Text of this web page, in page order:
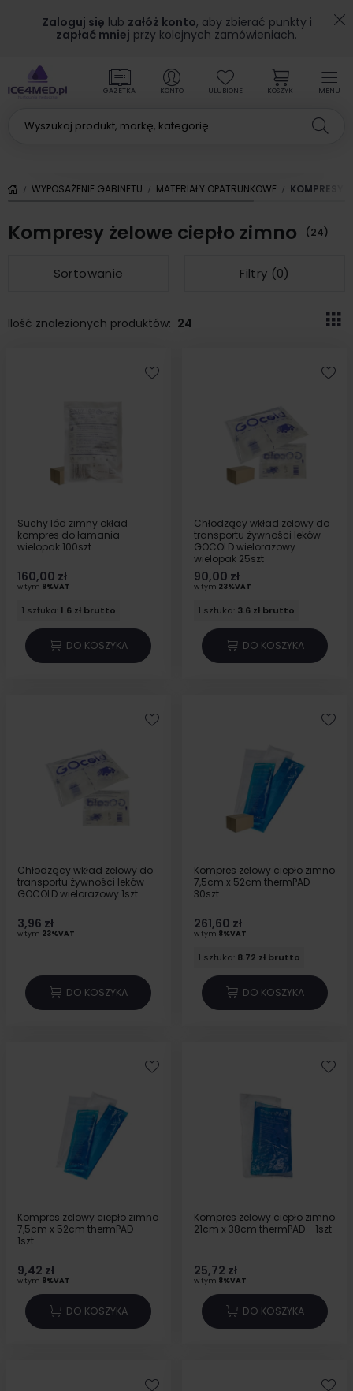
Zaloguj się lub załóż konto, aby zbierać punkty i
zapłać mniej przy kolejnych zamówieniach.
MENU
GAZETKA KONTO ULUBIONE KOSZYK
WYPOSAŻENIE GABINETU MATERIAŁY OPATRUNKOWE KOMPRESY
Kompresy żelowe ciepło zimno (24)
Sortowanie Filtry (0)
Ilość znalezionych produktów: 24
Suchy lód zimny okład
kompres do łamania -
wielopak 100szt
160,00 zł
w tym 8%VAT
1 sztuka:1.6 zł brutto
DO KOSZYKA
Chłodzący wkład żelowy do
transportu żywności leków
GOCOLD wielorazowy
wielopak 25szt
90,00 zł
w tym 23%VAT
1 sztuka: 3.6 zł brutto
DO KOSZYKA
Chłodzący wkład żelowy do
transportu żywności leków
GOCOLD wielorazowy 1szt
3,96 zł
w tym 23%VAT
DO KOSZYKA
Kompres żelowy ciepło zimno
7,5cm x 52cm thermPAD -
30szt
261,60 zł
w tym 8%VAT
1 sztuka: 8.72 zł brutto
DO KOSZYKA
Kompres żelowy ciepło zimno
7,5cm x 52cm thermPAD -
1szt
9,42 zł
w tym 8%VAT
DO KOSZYKA
Kompres żelowy ciepło zimno
21cm x 38cm thermPAD - 1szt
25,72 zł
w tym 8%VAT
DO KOSZYKA